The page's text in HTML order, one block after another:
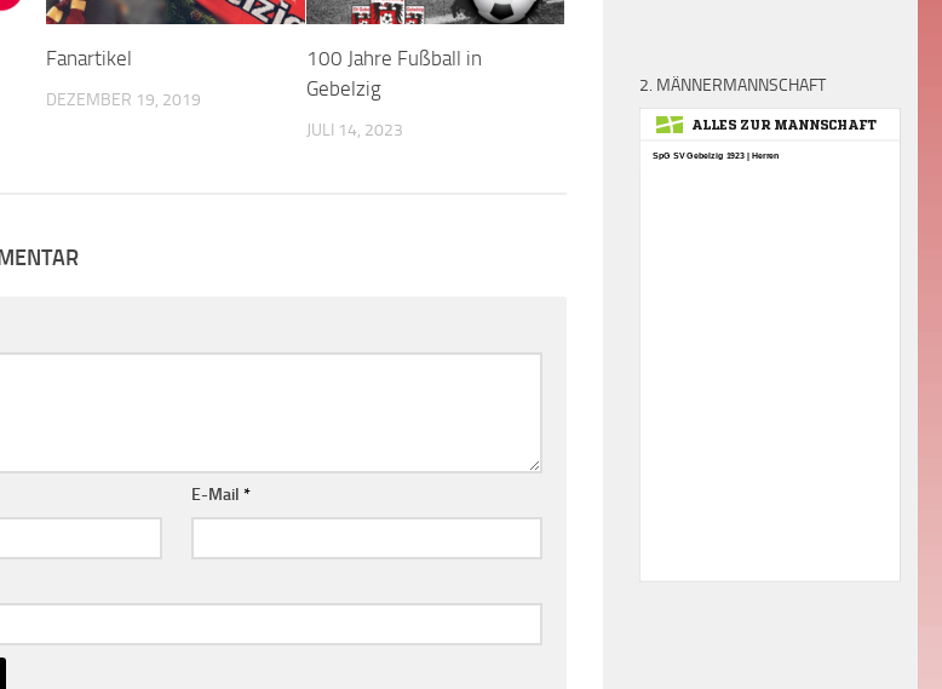
Fanartikel
DEZEMBER 19, 2019
100 Jahre Fußball in
Gebelzig
JULI 14, 2023
E-Mail*
2. MÄNNERMANNSCHAFT